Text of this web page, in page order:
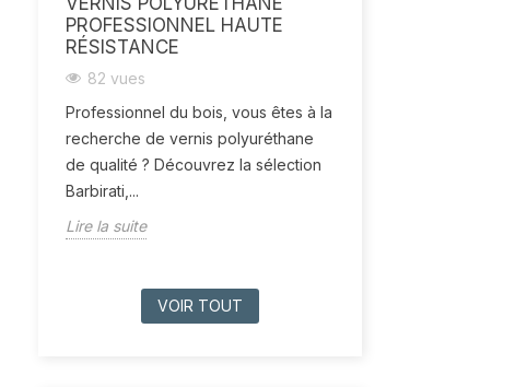
PROFESSIONNEL HAUTE
RÉSISTANCE
82 vues
Professionnel du bois, vous êtes à la
recherche de vernis polyuréthane
de qualité ? Découvrez la sélection
Barbirati,...
Lire la suite
VOIR TOUT